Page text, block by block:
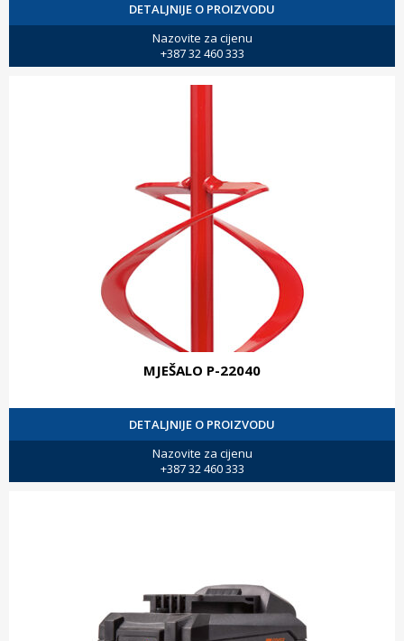
DETALJNIJE O PROIZVODU
Nazovite za cijenu
+387 32 460 333
MJEŠALO P-22040
DETALJNIJE O PROIZVODU
Nazovite za cijenu
+387 32 460 333